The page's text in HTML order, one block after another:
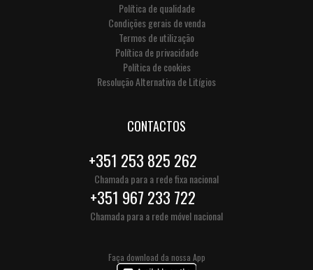
Política de qualidade
Condições gerais de venda
Termos de utilização
Política de privacidade
Política de cookies
Resolução Alternativa de Litígios
CONTACTOS
+351 253 825 262
Chamada para a rede fixa nacional
+351 967 233 722
Chamada para a rede móvel nacional
Faça download da nossa App